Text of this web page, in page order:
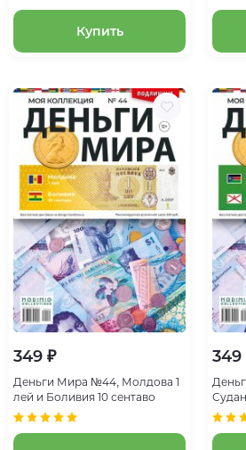
Купить
349 ₽
Деньги Мира №44, Молдова 1
лей и Боливия 10 сентаво
349